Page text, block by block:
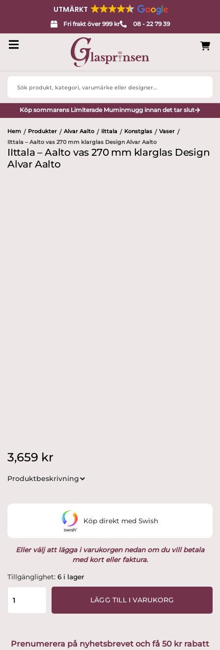
UTMÄRKT
Fri frakt över 999 kr 08 - 22 79 39
Search
Köp sommarens Limiterade Muminmugg innan det tar slut
Hem / Produkter / Alvar Aalto / Iittala / Konstglas / Vaser /
IIttala – Aalto vas 270 mm klarglas Design Alvar Aalto
IIttala – Aalto vas 270 mm klarglas Design
Alvar Aalto
3,659 kr
Produktbeskrivning
Eller välj att lägga i varukorgen nedan om du vill betala
med kort eller faktura.
Tillgänglighet: 6 i lager
IIttala
-
Aalto
270
Design
LÄGG TILL I VARUKORG
Köp direkt med Swish
Prenumerera på nyhetsbrevet och få 50 kr rabatt